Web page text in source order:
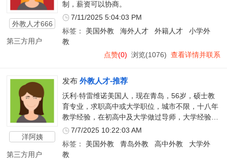
外教人才666
第三方用户
制，薪资可以协商。
7/11/2025 5:04:03 PM
标签： 美国外教 海外人才 外籍人才
小学外
教
点赞(0) 浏览(1076) 查看详情并联系
洋阿姨
第三方用户
发布 外教人才-推荐
沃利·特雷维诺美国人，现在青岛，56岁，硕士教
育专业，求职高中或大学职位，城市不限，十八年
教学经验，在初高中及大学做过导师，大学经验居
多。7/7/2025 10:22:03 AM
标签： 美国外教 青岛外教 高中外教
大学外
教